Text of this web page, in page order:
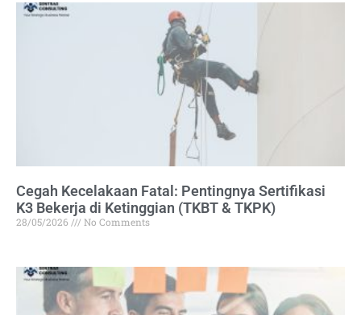
Cegah Kecelakaan Fatal: Pentingnya Sertifikasi
K3 Bekerja di Ketinggian (TKBT & TKPK)
28/05/2026 No Comments